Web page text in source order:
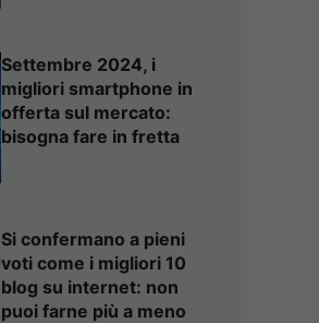
Settembre 2024, i
migliori smartphone in
offerta sul mercato:
bisogna fare in fretta
Si confermano a pieni
voti come i migliori 10
blog su internet: non
puoi farne più a meno